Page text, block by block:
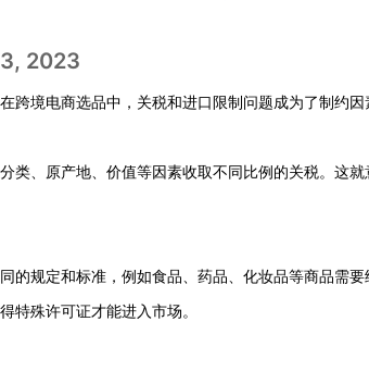
2023
境电商选品中，关税和进口限制问题成为了制约因
、原产地、价值等因素收取不同比例的关税。这
规定和标准，例如食品、药品、化妆品等商品需
特殊许可证才能进入市场。